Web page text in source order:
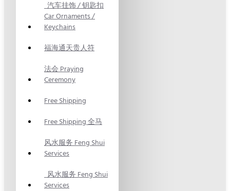
汽车挂饰 / 钥匙扣
Car Ornaments /
Keychains
福海通天贵人符
法会 Praying
Ceremony
Free Shipping
Free Shipping 全马
风水服务 Feng Shui
Services
风水服务 Feng Shui
Services